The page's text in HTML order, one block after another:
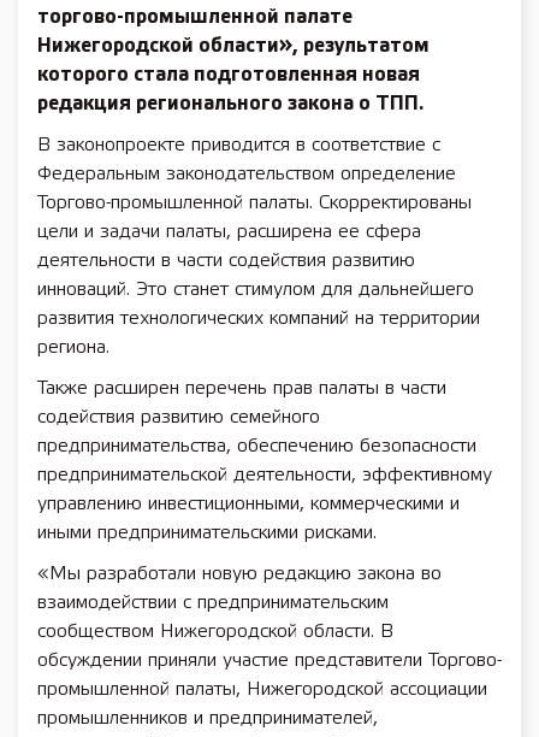
торгово-промышленной палате
Нижегородской области», результатом
которого стала подготовленная новая
редакция регионального закона о ТПП.
В законопроекте приводится в соответствие с
Федеральным законодательством определение
Торгово-промышленной палаты. Скорректированы
цели и задачи палаты, расширена ее сфера
деятельности в части содействия развитию
инноваций. Это станет стимулом для дальнейшего
развития технологических компаний на территории
региона.
Также расширен перечень прав палаты в части
содействия развитию семейного
предпринимательства, обеспечению безопасности
предпринимательской деятельности, эффективному
управлению инвестиционными, коммерческими и
иными предпринимательскими рисками.
«Мы разработали новую редакцию закона во
взаимодействии с предпринимательским
сообществом Нижегородской области. В
обсуждении приняли участие представители Торгово-
промышленной палаты, Нижегородской ассоциации
промышленников и предпринимателей,